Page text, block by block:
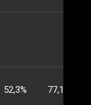
52,3% 77,1%